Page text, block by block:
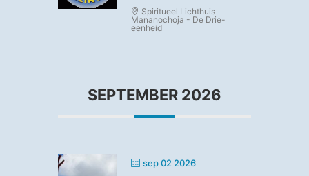
Spiritueel Lichthuis
Mananochoja - De Drie-
eenheid
SEPTEMBER 2026
sep 02 2026